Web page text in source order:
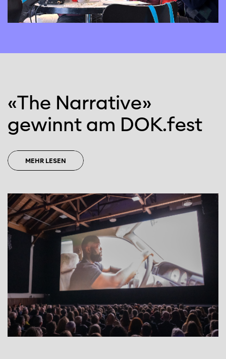
«The Narrative»
gewinnt am DOK.fest
MEHR LESEN